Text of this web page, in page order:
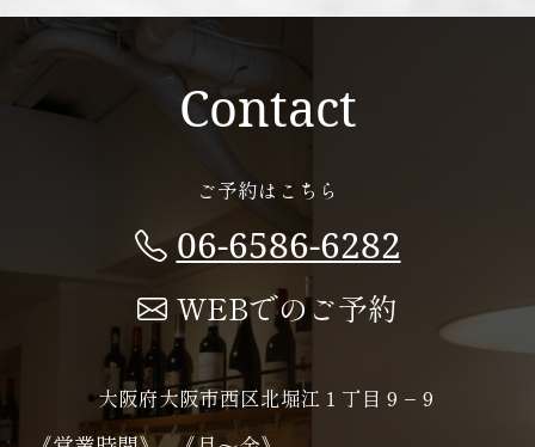
Contact
ご予約はこちら
06-6586-6282
WEBでのご予約
大阪府大阪市西区北堀江１丁目９−９